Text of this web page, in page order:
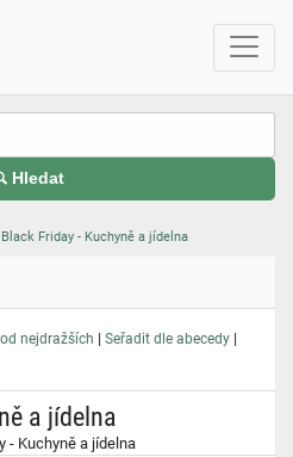
Hledat
Black Friday - Kuchyně a jídelna
nejdražších | Seřadit dle abecedy |
a jídelna
- Kuchyně a jídelna